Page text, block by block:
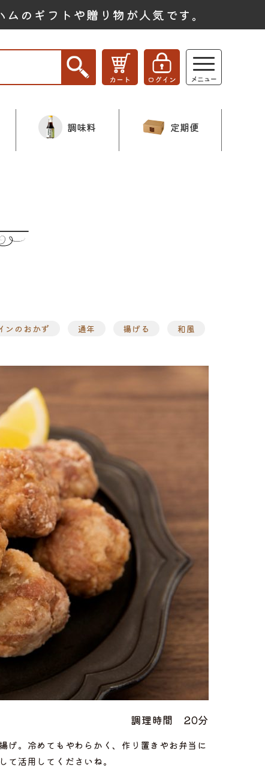
のギフトや贈り物が人気です。
調味料 定期便
ンのおかず 通年 揚げる
和風
調理時間 20分
げ。冷めてもやわらかく、作り置きやお弁当に
活用してくださいね。